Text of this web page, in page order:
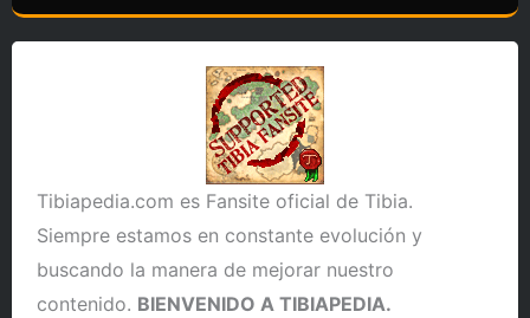
Tibiapedia.com es Fansite oficial de Tibia.
Siempre estamos en constante evolución y
buscando la manera de mejorar nuestro
contenido. BIENVENIDO A TIBIAPEDIA.